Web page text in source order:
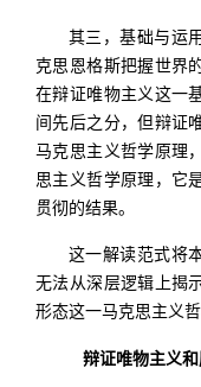
其三，基础与运
克思恩格斯把握世界
在辩证唯物主义这一
间先后之分，但辩证
马克思主义哲学原理
思主义哲学原理，它
贯彻的结果。
这一解读范式将
无法从深层逻辑上揭
形态这一马克思主义
辩证唯物主义